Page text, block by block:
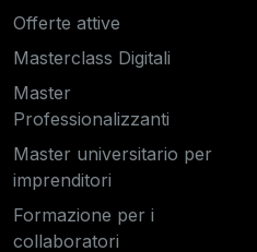
Offerte attive
Masterclass Digitali
Master
Professionalizzanti
Master universitario per
imprenditori
Formazione per i
collaboratori